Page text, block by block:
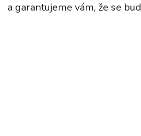
a garantujeme vám, že se